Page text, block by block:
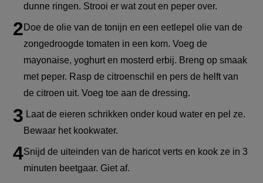
dunne ringen. Strooi er wat zout en peper over.
Doe de olie van de tonijn en een eetlepel olie van de
zongedroogde tomaten in een kom. Voeg de
mayonaise, yoghurt en mosterd erbij. Breng op smaak
met peper. Rasp de citroenschil en pers de helft van
de citroen uit. Voeg toe aan de dressing.
Laat de eieren schrikken onder koud water en pel ze.
Bewaar het kookwater.
Snijd de uiteinden van de haricot verts en kook ze in 3
minuten beetgaar. Giet af.